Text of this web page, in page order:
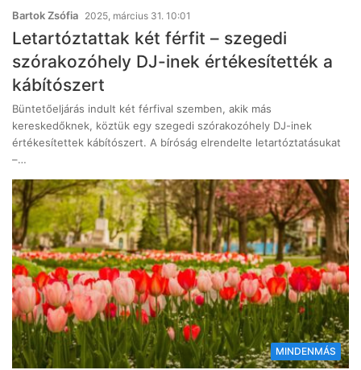
Bartok Zsófia 2025, március 31. 10:01
Letartóztattak két férfit – szegedi
szórakozóhely DJ-inek értékesítették a
kábítószert
Büntetőeljárás indult két férfival szemben, akik más
kereskedőknek, köztük egy szegedi szórakozóhely DJ-inek
értékesítettek kábítószert. A bíróság elrendelte letartóztatásukat
–…
MINDENMÁS